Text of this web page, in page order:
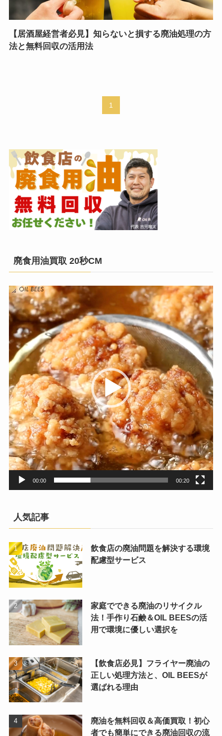
【居酒屋経営者必見】知らないと損する廃油処理の方
法と無料回収の活用法
1
廃食用油買取 20秒CM
動
画
プ
レ
ー
ヤ
ー
00:00 00:20
人気記事
飲食店の廃油問題を解決する環境
配慮型サービス
家庭でできる廃油のリサイクル
法！手作り石鹸＆OIL BEESの活
用で環境に優しい選択を
【飲食店必見】フライヤー廃油の
正しい処理方法と、OIL BEESが
選ばれる理由
廃油を無料回収＆高価買取！初心
者でも簡単にできる廃油回収の流